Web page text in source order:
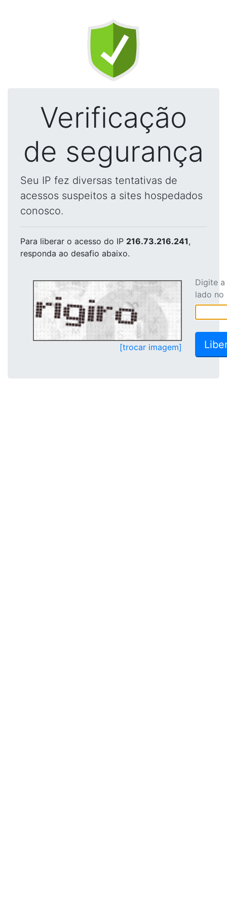
Verificação
de segurança
Seu IP fez diversas tentativas de
acessos suspeitos a sites hospedados
conosco.
Para liberar o acesso do IP 216.73.216.241,
responda ao desafio abaixo.
[trocar imagem]
Digite
lado no